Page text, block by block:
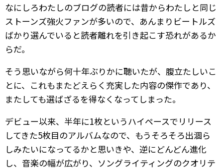
なにしろわたしのブログの読者には昔からわたしと同じ
ストーンズ強火ファンが多いので、あんまりビートルズ
ばかり選んでいると読者離れを引き起こす恐れがあるか
らだ。
そう思いながら何十年ぶりかに聴いたが、腹立たしいこ
とに、これもまたどえらく充実した内容の傑作であり、
またしても選ばざるを得なくなってしまった。
デビュー以来、半年に1枚というハイペースでリリース
してきた5枚目のアルバムなので、もうそろそろ出涸ら
しみたいになってるかと思いきや、逆にどんどん進化
し、音楽の幅が広がり、ソングライティングのクオリテ